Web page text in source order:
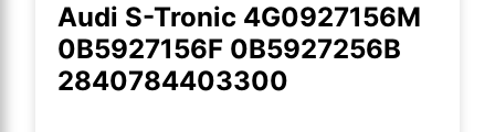
Audi S-Tronic 4G0927156M
0B5927156F 0B5927256B
2840784403300